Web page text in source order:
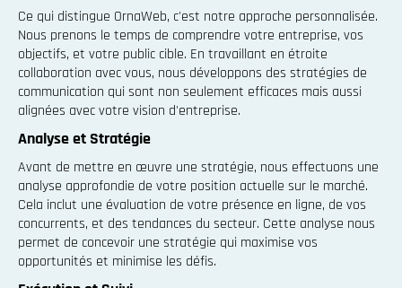
Ce qui distingue OrnaWeb, c'est notre approche personnalisée.
Nous prenons le temps de comprendre votre entreprise, vos
objectifs, et votre public cible. En travaillant en étroite
collaboration avec vous, nous développons des stratégies de
communication qui sont non seulement efficaces mais aussi
alignées avec votre vision d'entreprise.
Analyse et Stratégie
Avant de mettre en œuvre une stratégie, nous effectuons une
analyse approfondie de votre position actuelle sur le marché.
Cela inclut une évaluation de votre présence en ligne, de vos
concurrents, et des tendances du secteur. Cette analyse nous
permet de concevoir une stratégie qui maximise vos
opportunités et minimise les défis.